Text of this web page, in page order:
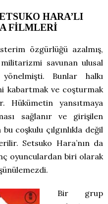
HARA’LI
FİLMLERİ
özgürlüğü azalmış,
savunan ulusal
Bunlar halkı
kabartmak ve coşturmak
Hükümetin yansıtmaya
sağlanır ve girişilen
coşkulu çılgınlıkla değil
Setsuko Hara’nın da
oyunculardan biri olarak
Bir grup